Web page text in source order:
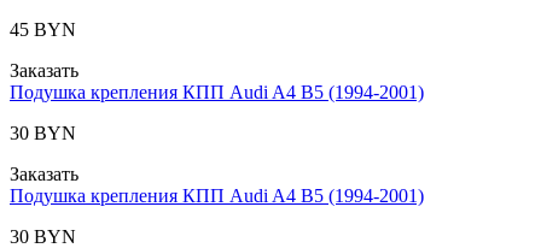
45 BYN
Заказать
Подушка крепления КПП Audi A4 B5 (1994-2001)
30 BYN
Заказать
Подушка крепления КПП Audi A4 B5 (1994-2001)
30 BYN